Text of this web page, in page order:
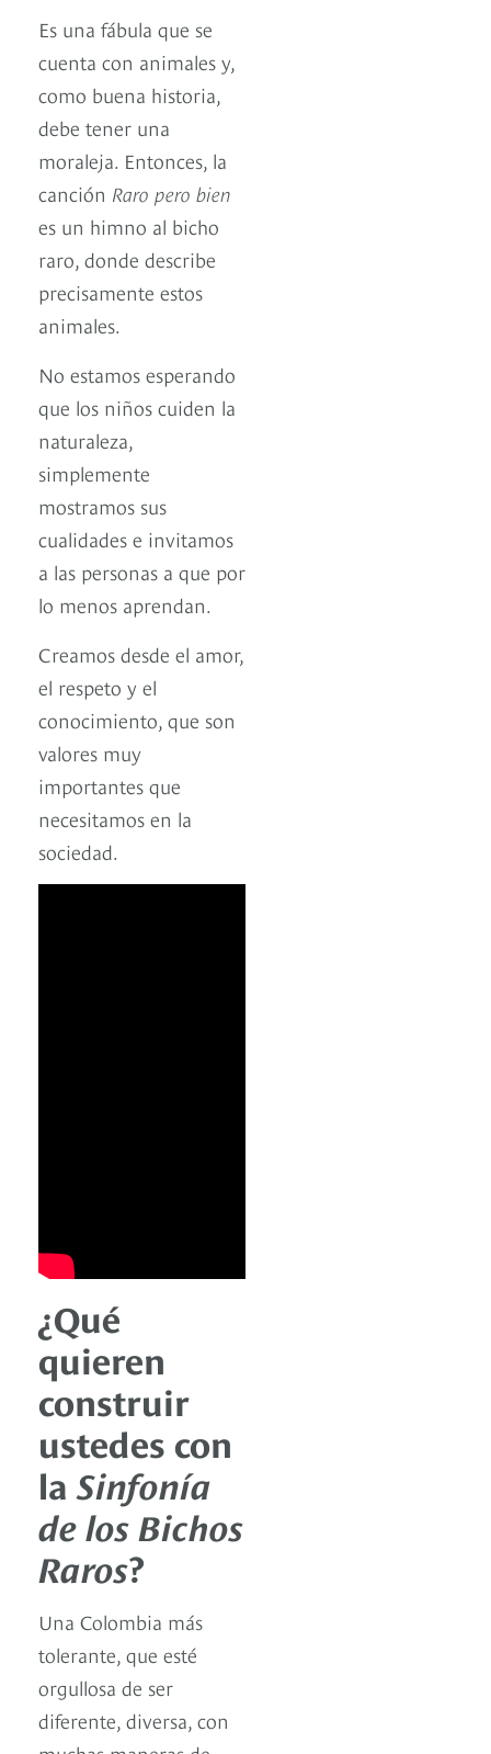
Es una fábula que se
cuenta con animales y,
como buena historia,
debe tener una
moraleja. Entonces, la
canción Raro pero bien
es un himno al bicho
raro, donde describe
precisamente estos
animales.
No estamos esperando
que los niños cuiden la
naturaleza,
simplemente
mostramos sus
cualidades e invitamos
a las personas a que por
lo menos aprendan.
Creamos desde el amor,
el respeto y el
conocimiento, que son
valores muy
importantes que
necesitamos en la
sociedad.
¿Qué
quieren
construir
ustedes con
la Sinfonía
de los Bichos
Raros?
Una Colombia más
tolerante, que esté
orgullosa de ser
diferente, diversa, con